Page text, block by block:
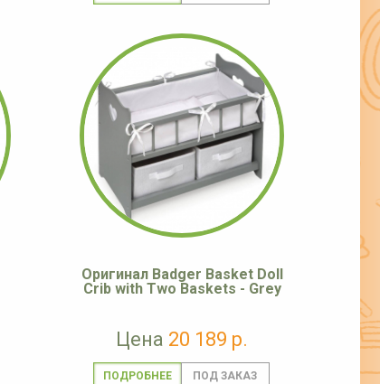
Оригинал Badger Basket Doll
Crib with Two Baskets - Grey
Цена 20 189 р.
ПОДРОБНЕЕ